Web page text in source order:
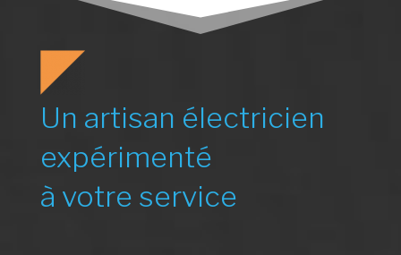
Un artisan électricien
expérimenté
à votre service